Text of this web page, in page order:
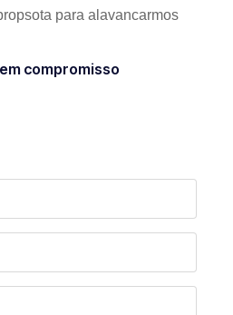
para alavancarmos
compromisso